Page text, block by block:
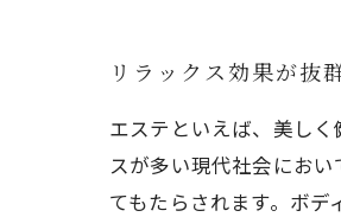
リラックス効果が抜
エステといえば、美し
スが多い現代社会にお
てもたらされます。ボ